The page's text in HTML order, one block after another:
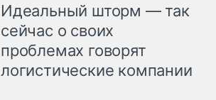
Идеальный шторм — так
сейчас о своих
проблемах говорят
логистические компании